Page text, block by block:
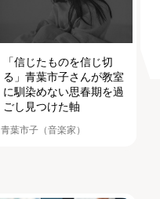
「信じたものを信じ切
る」青葉市子さんが教室
に馴染めない思春期を過
ごし見つけた軸
青葉市子（音楽家）